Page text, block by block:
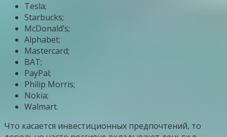
Tesla;
Starbucks;
McDonald’s;
Alphabet;
Mastercard;
BAT;
PayPal;
Philip Morris;
Nokia;
Walmart.
Что касается инвестиционных предпочтений, то